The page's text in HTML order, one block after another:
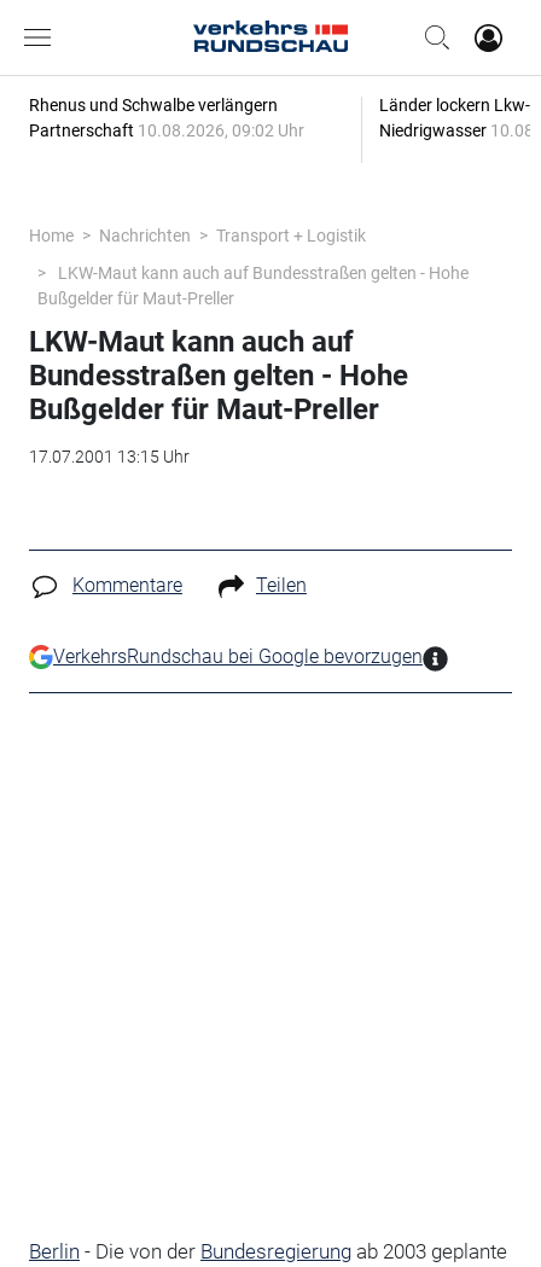
Rhenus und Schwalbe verlängern
Partnerschaft 10.08.2026, 09:02 Uhr
Länder lockern Lkw-
Niedrigwasser
Home Nachrichten
Transport + Logistik
LKW-Maut kann auch auf Bundesstraßen gelten - Hohe
Bußgelder für Maut-Preller
LKW-Maut kann auch auf
Bundesstraßen gelten - Hohe
Bußgelder für Maut-Preller
17.07.2001 13:15 Uhr
Kommentare Teilen
VerkehrsRundschau bei Google bevorzugen
Berlin - Die von der Bundesregierungab 2003 geplante